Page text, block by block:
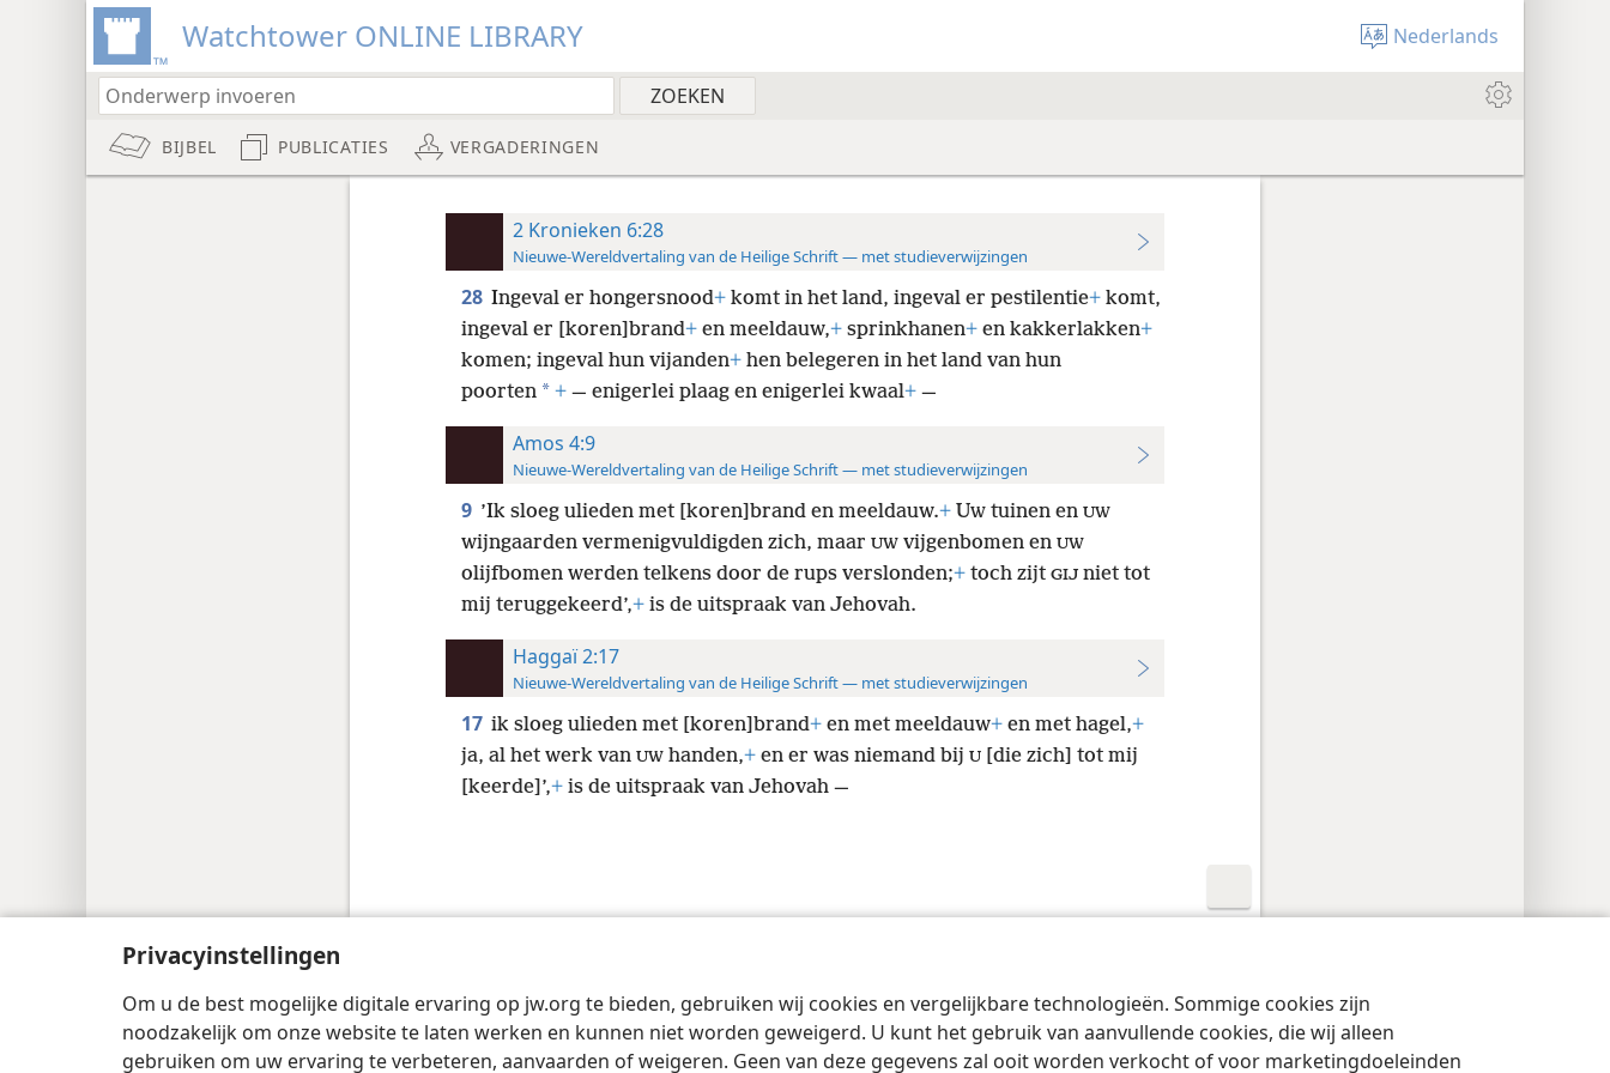
Privacyinstellingen
Om u de best mogelijke digitale ervaring op jw.org te bieden, gebruiken wij cookies en vergelijkbare technologieën. Sommige cookies zijn
noodzakelijk om onze website te laten werken en kunnen niet worden geweigerd. U kunt het gebruik van aanvullende cookies, die wij alleen
gebruiken om uw ervaring te verbeteren, aanvaarden of weigeren. Geen van deze gegevens zal ooit worden verkocht of voor marketingdoeleinden
Watchtower ONLINE LIBRARY Nederlands
BIJBEL PUBLICATIES VERGADERINGEN
2 Kronieken 6:28
Nieuwe-Wereldvertaling van de Heilige Schrift — met studieverwijzingen
28 Ingeval er hongersnood+komt in het land, ingeval er pestilentie+komt,
ingeval er [koren]brand+en meeldauw,+sprinkhanen+en kakkerlakken+
komen; ingeval hun vijanden+hen belegeren in het land van hun
poorten * +— enigerlei plaag en enigerlei kwaal+—
Amos 4:9
Nieuwe-Wereldvertaling van de Heilige Schrift — met studieverwijzingen
9 ’Ik sloeg ulieden met [koren]brand en meeldauw.+UWtuinen en UW
wijngaarden vermenigvuldigden zich, maar UWvijgenbomen en UW
olijfbomen werden telkens door de rups verslonden;+toch zijt GIJniet tot
mij teruggekeerd’,+is de uitspraak van Jehovah.
Haggaï 2:17
Nieuwe-Wereldvertaling van de Heilige Schrift — met studieverwijzingen
17 ik sloeg ulieden met [koren]brand+en met meeldauw+en met hagel,+
ja, al het werk van UWhanden,+en er was niemand bij U[die zich] tot mij
[keerde]’,+is de uitspraak van Jehovah —